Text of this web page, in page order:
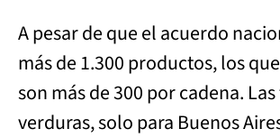
A pesar de que el acuerdo
más de 1.300 productos, los
son más de 300 por cadena.
verduras, solo para Buenos